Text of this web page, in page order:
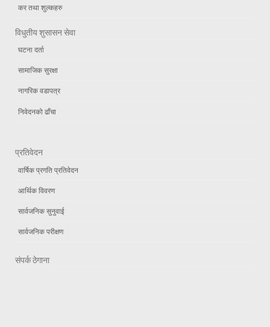
कर तथा शुल्कहरु
विधुतीय शुसासन सेवा
घटना दर्ता
सामाजिक सुरक्षा
नागरिक वडापत्र
निवेदनको ढाँचा
प्रतिवेदन
वार्षिक प्रगति प्रतिवेदन
आर्थिक विवरण
सार्वजनिक सुनुवाई
सार्वजनिक परीक्षण
संपर्क ठेगाना